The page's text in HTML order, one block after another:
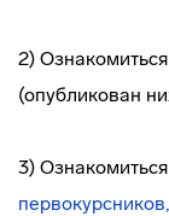
2)
(опубликован
3)